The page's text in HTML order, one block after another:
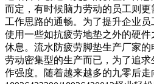
而定，有时候脑力劳动的员工则
工作思路的通畅。为了提升企业
使用一些如抗疲劳地垫之外的硬
休息。流水防疲劳脚垫生产厂家
劳动密集型的生产而已，为了追
作强度。随着越来越多的九零后走